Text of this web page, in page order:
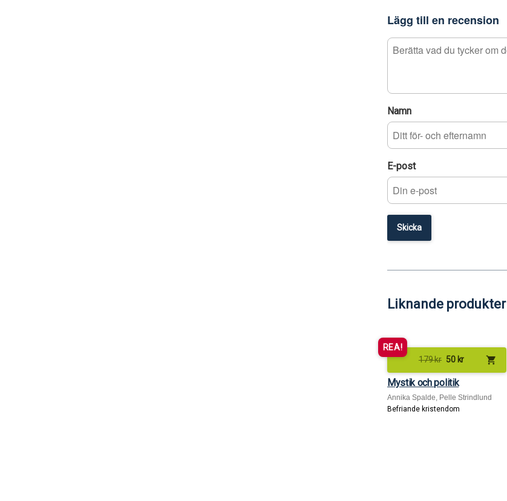
Lägg till en recension
Namn
E-post
Liknande produkter
REA!
179kr 50 kr shopping_cart
Mystik och politik
Annika Spalde, Pelle Strindlund
Befriande kristendom